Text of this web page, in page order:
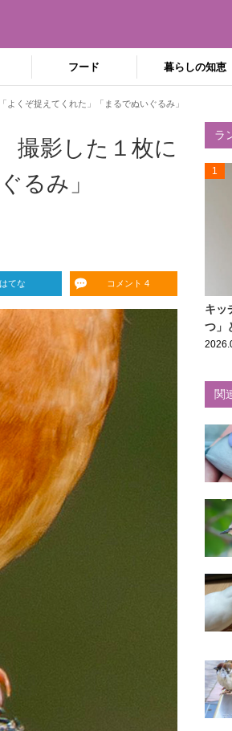
フード 暮らしの知恵
くぞ捉えてくれた」「まるでぬいぐるみ」
撮影した１枚に
るみ」
はてな コメント 4
ラ
1
キッ
つ」
関